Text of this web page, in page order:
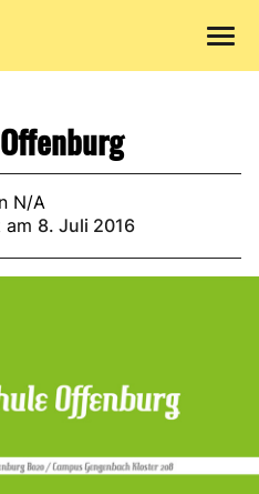
N/A
am 8. Juli 2016